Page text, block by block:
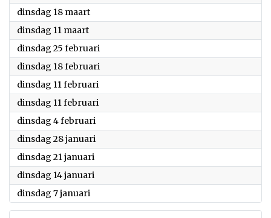
dinsdag 18 maart2025
dinsdag 11 maart2025
dinsdag 25 februari
dinsdag 18 februari
dinsdag 11 februari
dinsdag 11 februari
dinsdag 4 februari
dinsdag 28 januari
dinsdag 21 januari
dinsdag 14 januari
dinsdag 7 januari